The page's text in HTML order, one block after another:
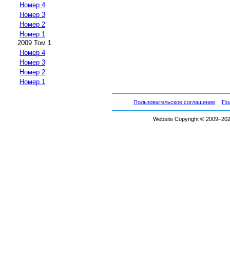
Номер 4
Номер 3
Номер 2
Номер 1
2009 Том 1
Номер 4
Номер 3
Номер 2
Номер 1
Пользовательское соглашение
Website Copyright ©